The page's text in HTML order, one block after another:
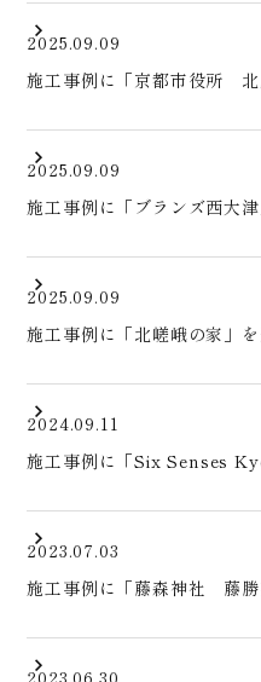
2025.09.09
施工事例に「京都市役所 北
2025.09.09
施工事例に「ブランズ西大津
2025.09.09
施工事例に「北嵯峨の家」を
2024.09.11
施工事例に「Six Senses
2023.07.03
施工事例に「藤森神社 藤勝
2023.06.30